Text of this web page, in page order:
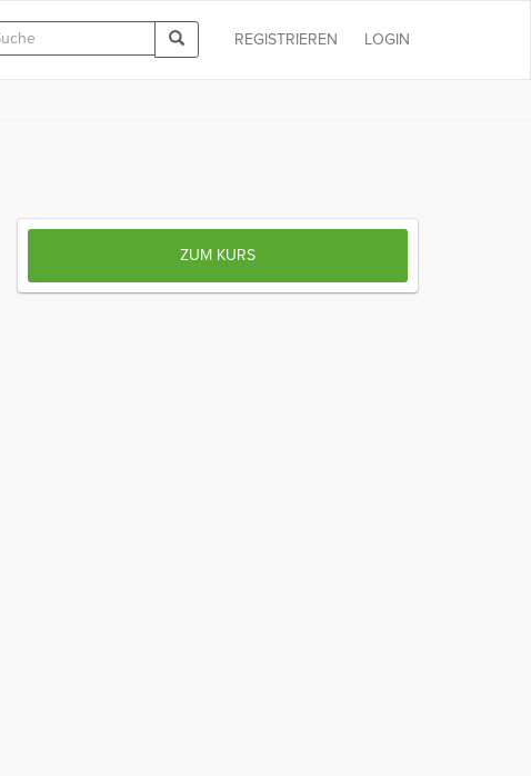
LOGIN
REGISTRIEREN
ZUM KURS